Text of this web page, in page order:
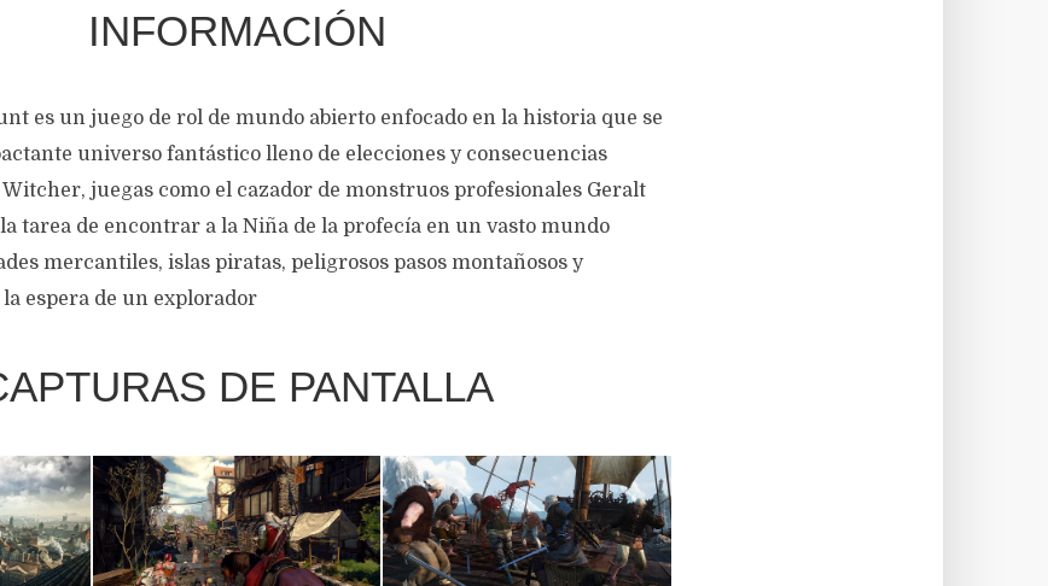
INFORMACIÓN
es un juego de rol de mundo abierto enfocado en la historia que se
universo fantástico lleno de elecciones y consecuencias
juegas como el cazador de monstruos profesionales Geralt
tarea de encontrar a la Niña de la profecía en un vasto mundo
mercantiles, islas piratas, peligrosos pasos montañosos y
espera de un explorador
DE PANTALLA